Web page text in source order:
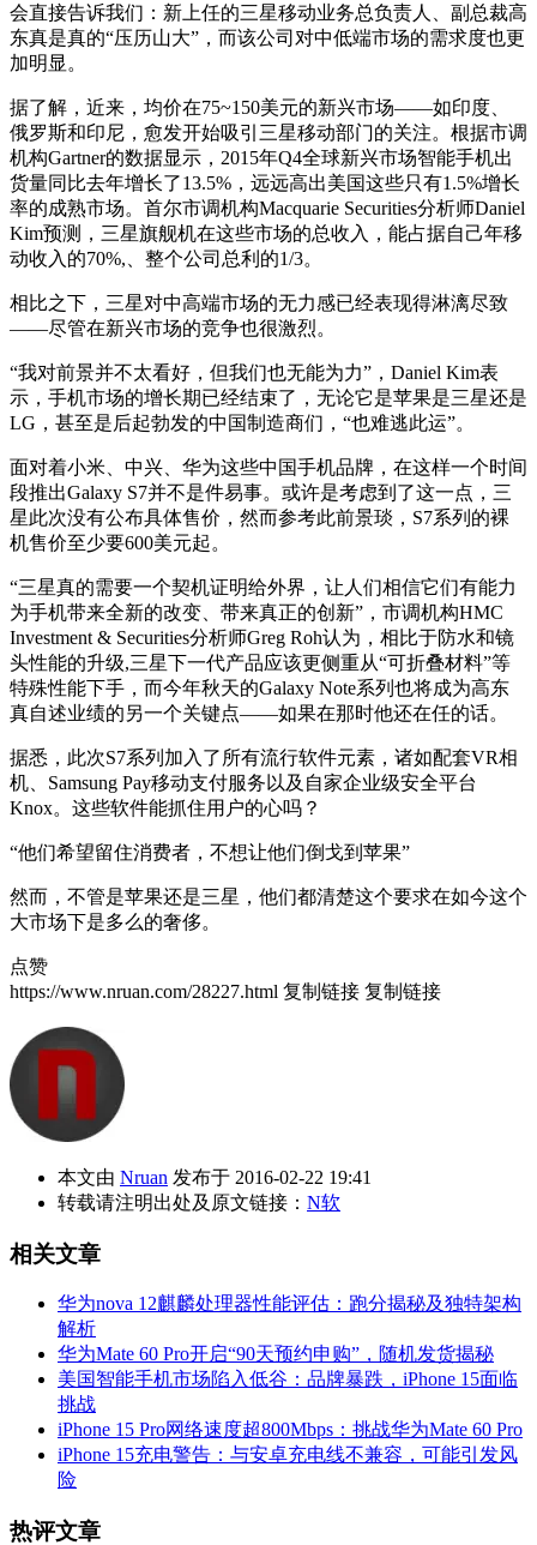
会直接告诉我们：新上任的三星移动业务总负责人、副总裁高
东真是真的“压历山大”，而该公司对中低端市场的需求度也更
加明显。
据了解，近来，均价在75~150美元的新兴市场——如印度、
俄罗斯和印尼，愈发开始吸引三星移动部门的关注。根据市调
机构Gartner的数据显示，2015年Q4全球新兴市场智能手机出
货量同比去年增长了13.5%，远远高出美国这些只有1.5%增长
率的成熟市场。首尔市调机构Macquarie Securities分析师Daniel
Kim预测，三星旗舰机在这些市场的总收入，能占据自己年移
动收入的70%,、整个公司总利的1/3。
相比之下，三星对中高端市场的无力感已经表现得淋漓尽致
——尽管在新兴市场的竞争也很激烈。
“我对前景并不太看好，但我们也无能为力”，Daniel Kim表
示，手机市场的增长期已经结束了，无论它是苹果是三星还是
LG，甚至是后起勃发的中国制造商们，“也难逃此运”。
面对着小米、中兴、华为这些中国手机品牌，在这样一个时间
段推出Galaxy S7并不是件易事。或许是考虑到了这一点，三
星此次没有公布具体售价，然而参考此前景琰，S7系列的裸
机售价至少要600美元起。
“三星真的需要一个契机证明给外界，让人们相信它们有能力
为手机带来全新的改变、带来真正的创新”，市调机构HMC
Investment & Securities分析师Greg Roh认为，相比于防水和镜
头性能的升级,三星下一代产品应该更侧重从“可折叠材料”等
特殊性能下手，而今年秋天的Galaxy Note系列也将成为高东
真自述业绩的另一个关键点——如果在那时他还在任的话。
据悉，此次S7系列加入了所有流行软件元素，诸如配套VR相
机、Samsung Pay移动支付服务以及自家企业级安全平台
Knox。这些软件能抓住用户的心吗？
“他们希望留住消费者，不想让他们倒戈到苹果”
然而，不管是苹果还是三星，他们都清楚这个要求在如今这个
大市场下是多么的奢侈。
点赞
https://www.nruan.com/28227.html 复制链接 复制链接
本文由 Nruan 发布于 2016-02-22 19:41
转载请注明出处及原文链接： N软
相关文章
华为nova 12麒麟处理器性能评估：跑分揭秘及独特架构
解析
华为Mate 60 Pro开启“90天预约申购”，随机发货揭秘
美国智能手机市场陷入低谷：品牌暴跌，iPhone 15面临
挑战
iPhone 15 Pro网络速度超800Mbps：挑战华为Mate 60 Pro
iPhone 15充电警告：与安卓充电线不兼容，可能引发风
险
热评文章